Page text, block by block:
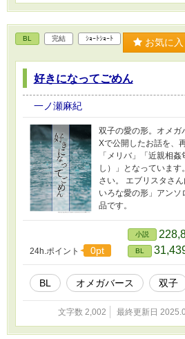
BL 完結 ｼｮｰﾄｼｮｰﾄ お気に
好きになってごめん
一ノ瀬麻紀
双子の愛の形。オメガ
Xで公開したお話を、
「メリバ」「近親相
し）」となっていま
さい。 エブリスタさ
いろな愛の形」アン
品です。
24h.ポイント 0pt
小説
BL
BL オメガバース 双子
文字数 2,002 最終更新日